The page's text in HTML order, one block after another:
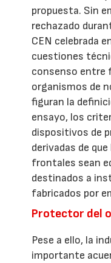
propuesta. Sin
rechazado
CEN celebrada
cuestiones
consenso entre
organismos de
figuran la
ensayo, los
dispositivos de
derivadas de
frontales sean
destinados a
fabricados por
Protector del
Pese a ello, la
importante